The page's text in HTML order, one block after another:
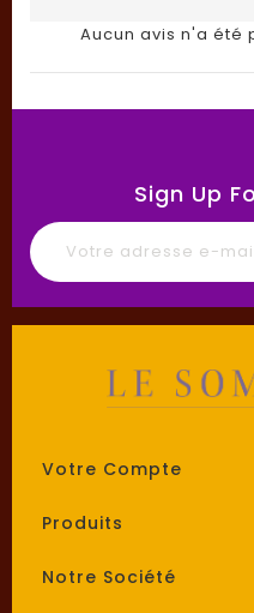
Aucun avis n'a été
Sign Up
Votre Compte
Produits
Notre Société